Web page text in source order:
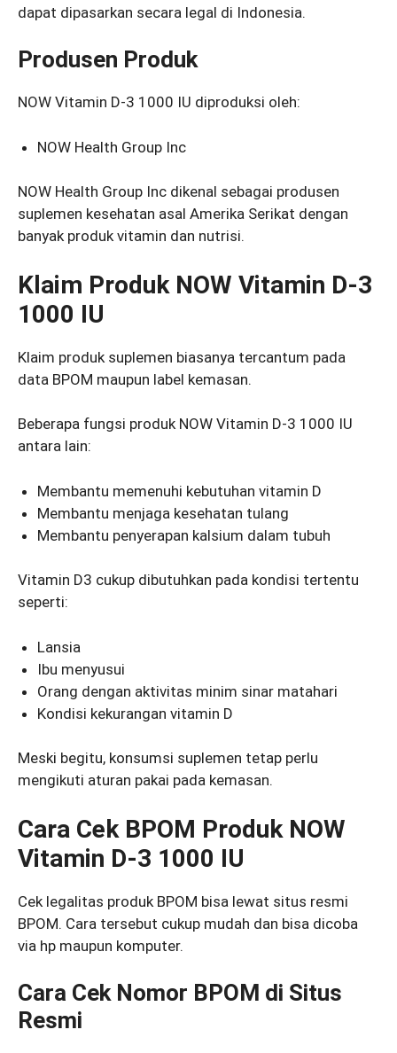
dapat dipasarkan secara legal di Indonesia.
Produsen Produk
NOW Vitamin D-3 1000 IU diproduksi oleh:
NOW Health Group Inc
NOW Health Group Inc dikenal sebagai produsen
suplemen kesehatan asal Amerika Serikat dengan
banyak produk vitamin dan nutrisi.
Klaim Produk NOW Vitamin D-3
1000 IU
Klaim produk suplemen biasanya tercantum pada
data BPOM maupun label kemasan.
Beberapa fungsi produk NOW Vitamin D-3 1000 IU
antara lain:
Membantu memenuhi kebutuhan vitamin D
Membantu menjaga kesehatan tulang
Membantu penyerapan kalsium dalam tubuh
Vitamin D3 cukup dibutuhkan pada kondisi tertentu
seperti:
Lansia
Ibu menyusui
Orang dengan aktivitas minim sinar matahari
Kondisi kekurangan vitamin D
Meski begitu, konsumsi suplemen tetap perlu
mengikuti aturan pakai pada kemasan.
Cara Cek BPOM Produk NOW
Vitamin D-3 1000 IU
Cek legalitas produk BPOM bisa lewat situs resmi
BPOM. Cara tersebut cukup mudah dan bisa dicoba
via hp maupun komputer.
Cara Cek Nomor BPOM di Situs
Resmi